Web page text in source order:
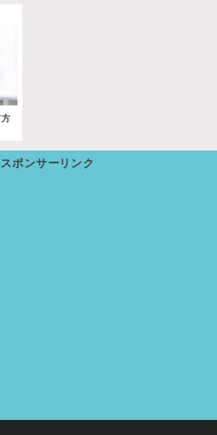
スポンサーリンク